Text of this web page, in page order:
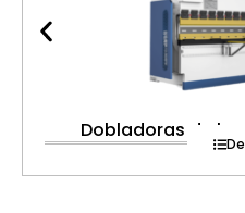
Dobladoras de